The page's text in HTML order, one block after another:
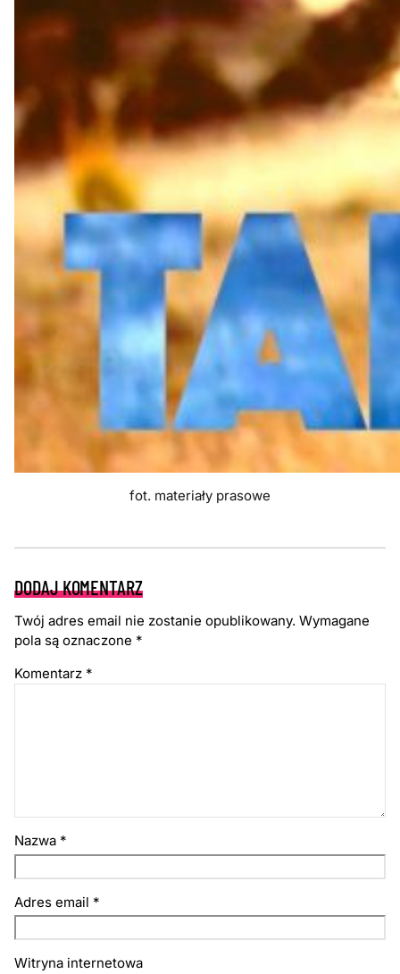
fot. materiały prasowe
DODAJ KOMENTARZ
Twój adres email nie zostanie opublikowany. Wymagane
pola są oznaczone *
Komentarz *
Nazwa *
Adres email *
Witryna internetowa